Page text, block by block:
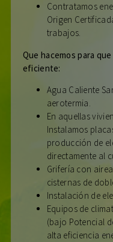
Contratamos
Origen
trabajos.
Que hacemos para
eficiente:
Agua Caliente
aerotermia.
En aquellas
Instalamos
producción de
directamente al
Grifería con
cisternas de
Instalación de
Equipos de
(bajo Potencial
alta eficiencia